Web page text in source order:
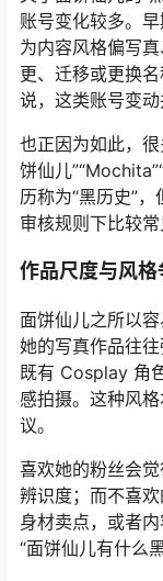
账号变化较多。
为内容风格偏写
更、迁移或更换
说，这类账号变动
也正因为如此，
饼仙儿
历称为“黑历史”
审核规则下比较常
作品尺度与风
面饼仙儿之所以
她的写真作品往往
既有 Cosplay 角
感拍摄。这种风
议。
喜欢她的粉丝会
辨识度；而不喜
身材卖点，或者
“面饼仙儿有什么